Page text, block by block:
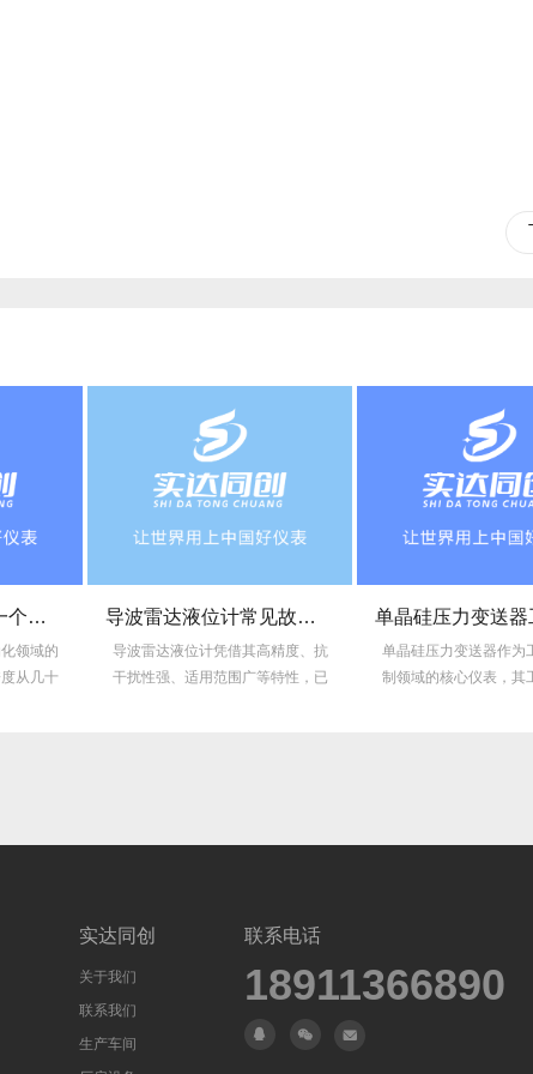
导波雷达液位计常见故障及原因
导波雷达液位计凭借其高精度、抗
干扰性强、适用范围广等特性，已
单晶硅压力变送器工作原理
单晶硅压力变送器作为工业过程
制领域的核心仪表，其工作原理
实达同创
关于我们
联系我们
生产车间
联系电话
18911366890